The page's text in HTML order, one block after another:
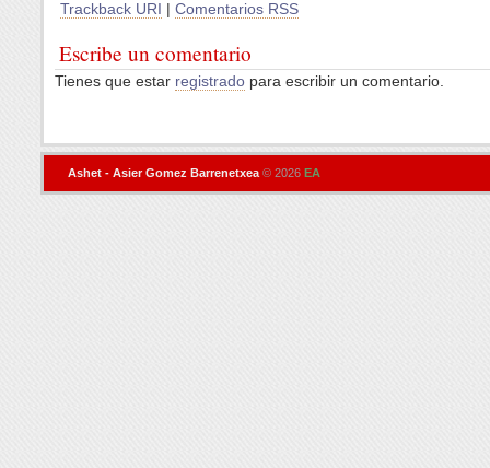
Trackback URI | Comentarios RSS
Escribe un comentario
Tienes que estar registrado para escribir un comentario.
Ashet - Asier Gomez Barrenetxea © 2026 EA